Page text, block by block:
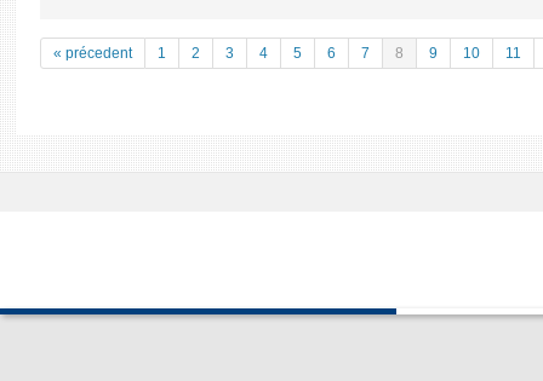
« précedent 1 2 3 4 5 6 7 8 9 10 11